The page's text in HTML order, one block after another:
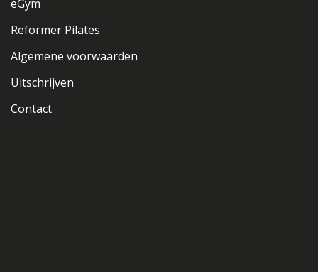
eGym
Reformer Pilates
Algemene voorwaarden
Uitschrijven
Contact